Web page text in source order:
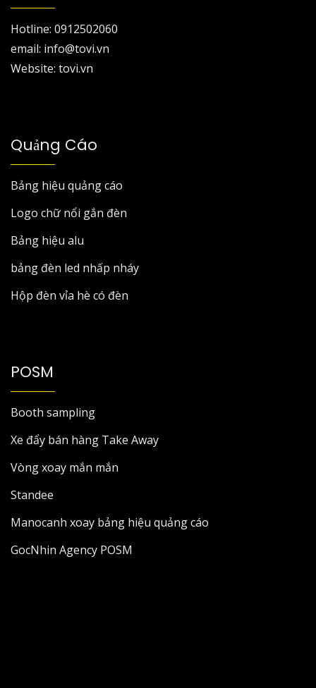
Hotline: 0912502060
email: info@tovi.vn
Website: tovi.vn
Quảng Cáo
Bảng hiệu quảng cáo
Logo chữ nổi gắn đèn
Bảng hiệu alu
bảng đèn led nhấp nháy
Hộp đèn vỉa hè có đèn
POSM
Booth sampling
Xe đẩy bán hàng Take Away
Vòng xoay mắn mắn
Standee
Manocanh xoay bảng hiệu quảng cáo
GocNhin Agency POSM